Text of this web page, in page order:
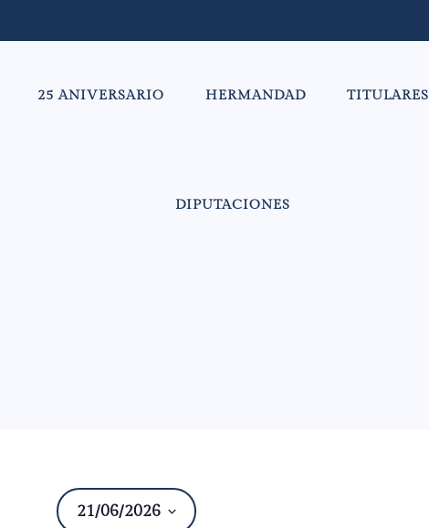
25 ANIVERSARIO HERMANDAD TITULARES
DIPUTACIONES
21/06/2026